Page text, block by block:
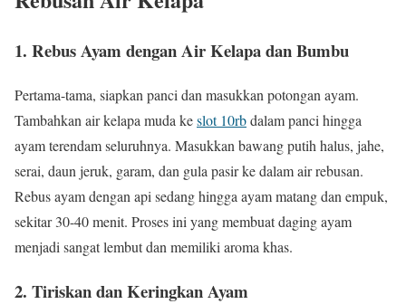
1. Rebus Ayam dengan Air Kelapa dan Bumbu
Pertama-tama, siapkan panci dan masukkan potongan ayam.
Tambahkan air kelapa muda keslot 10rbdalam panci hingga
ayam terendam seluruhnya. Masukkan bawang putih halus, jahe,
serai, daun jeruk, garam, dan gula pasir ke dalam air rebusan.
Rebus ayam dengan api sedang hingga ayam matang dan empuk,
sekitar 30-40 menit. Proses ini yang membuat daging ayam
menjadi sangat lembut dan memiliki aroma khas.
2. Tiriskan dan Keringkan Ayam